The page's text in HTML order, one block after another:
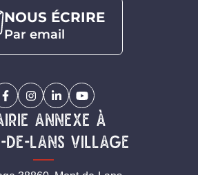
NOUS ÉCRIRE
Par email
Facebook
(ouverture dans un nouvel onglet)
Instagram
(ouverture dans un nouvel onglet)
Linkedin
(ouverture dans un nouvel
YouTube
(ouverture dans un
annexe à
de-lans village